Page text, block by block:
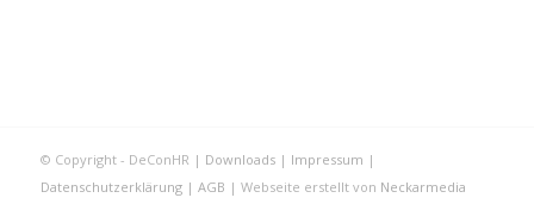
© Copyright - DeConHR | Downloads| Impressum |
Datenschutzerklärung| AGB | Webseite erstellt von Neckarmedia